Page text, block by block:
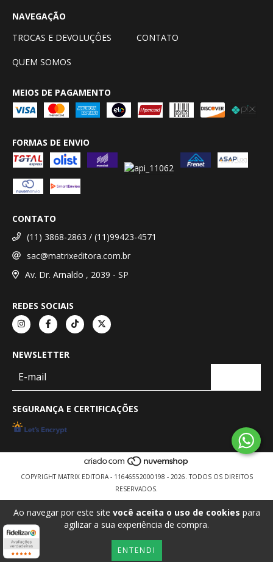
Ao navegar por este site você aceita o uso de cookies para
agilizar a sua experiência de compra.
ENTENDI
NAVEGAÇÃO
TROCAS E DEVOLUÇÔES
CONTATO
QUEM SOMOS
MEIOS DE PAGAMENTO
FORMAS DE ENVIO
CONTATO
(11) 3868-2863 / (11)99423-4571
sac@matrixeditora.com.br
Av. Dr. Arnaldo , 2039 - SP
REDES SOCIAIS
NEWSLETTER
SEGURANÇA E CERTIFICAÇÕES
COPYRIGHT MATRIX EDITORA - 11646552000198 - 2026. TODOS OS DIREITOS
RESERVADOS.